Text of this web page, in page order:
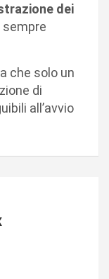
dei
che solo un
di
all’avvio